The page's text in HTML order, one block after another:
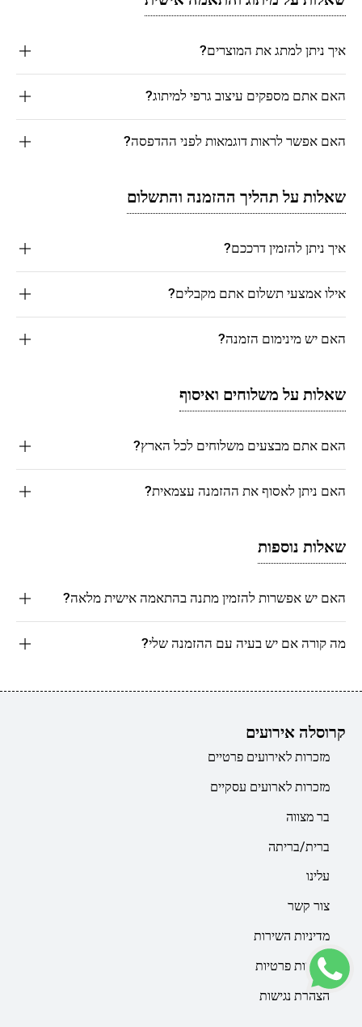
איך ניתן למתג את המוצרים?
האם אתם מספקים עיצוב גרפי למיתוג?
האם אפשר לראות דוגמאות לפני ההדפסה?
שאלות על תהליך ההזמנה והתשלום
איך ניתן להזמין דרככם?
אילו אמצעי תשלום אתם מקבלים?
האם יש מינימום הזמנה?
שאלות על משלוחים ואיסוף
האם אתם מבצעים משלוחים לכל הארץ?
האם ניתן לאסוף את ההזמנה עצמאית?
שאלות נוספות
האם יש אפשרות להזמין מתנה בהתאמה אישית מלאה?
מה קורה אם יש בעיה עם ההזמנה שלי?
קרוסלה אירועים
מזכרות לאירועים פרטיים
מזכרות לארועים עסקיים
בר מצווה
ברית/בריתה
עלינו
צור קשר
מדיניות השירות
מדיניות פרטיות
הצהרת נגישות